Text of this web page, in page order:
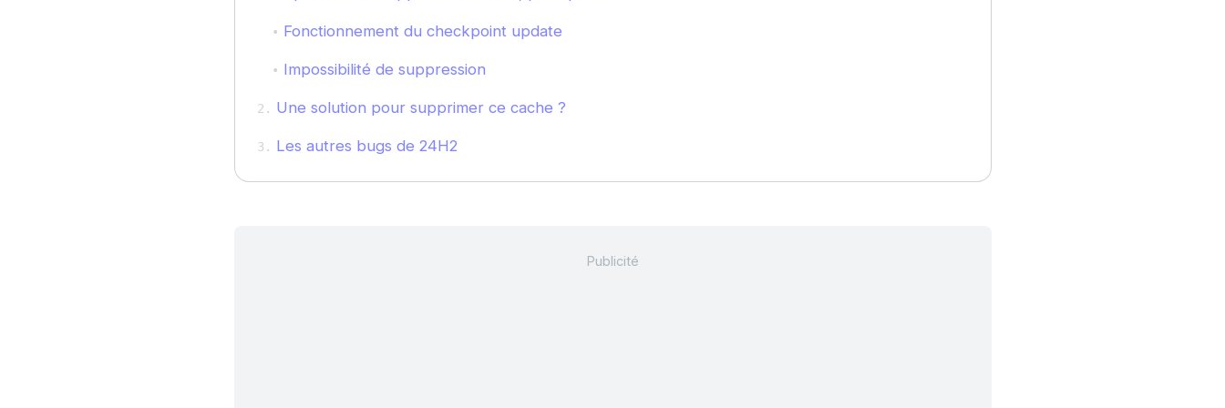
Fonctionnement du checkpoint update
Impossibilité de suppression
Une solution pour supprimer ce cache ?
Les autres bugs de 24H2